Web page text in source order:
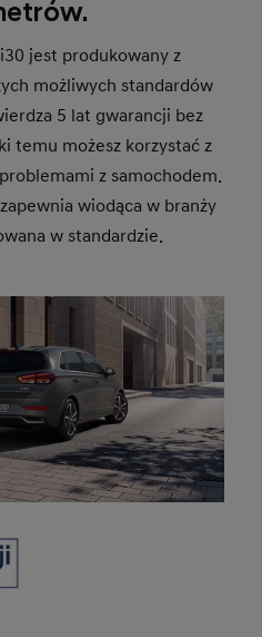
jest produkowany z
możliwych standardów
5 lat gwarancji bez
temu możesz korzystać z
z samochodem.
wiodąca w branży
w standardzie.